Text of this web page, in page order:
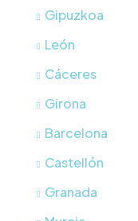
Gipuzkoa
León
Cáceres
Girona
Barcelona
Castellón
Granada